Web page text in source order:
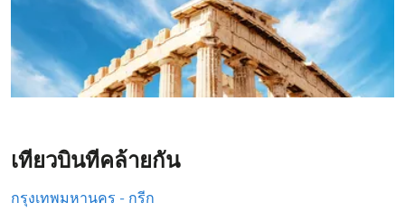
เที่ยวบินที่คล้ายกัน
กรุงเทพมหานคร - กรีก